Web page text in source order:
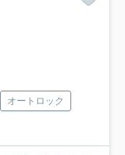
オートロック